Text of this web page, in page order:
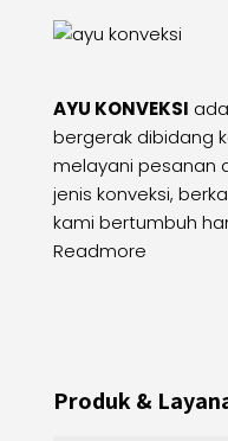
AYU KONVEKSI
bergerak dibidang
melayani pesanan
jenis konveksi,
kami bertumbuh
Readmore
Produk &